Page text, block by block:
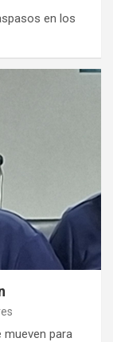
en los
mueven para